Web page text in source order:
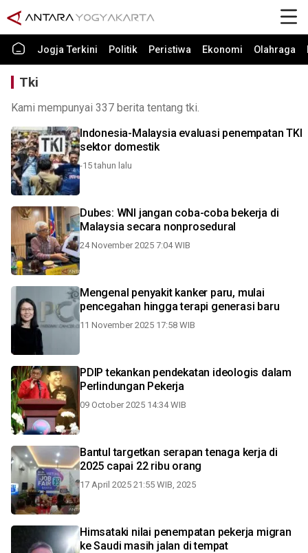
Jogja Terkini Politik Peristiwa Ekonomi Olahraga
Tki
Kami mempunyai 337 berita tentang tki.
Indonesia-Malaysia evaluasi penempatan TKI
sektor domestik
-15 tahun lalu
Dubes: WNI jangan coba-coba bekerja di
Malaysia secara nonprosedural
24 November 2025 7:04 WIB
Mengenal penyakit kanker paru, mulai
pencegahan hingga terapi generasi baru
11 November 2025 17:58 WIB
PDIP tekankan pendekatan ideologis dalam
Perlindungan Pekerja
09 October 2025 14:34 WIB
Bantul targetkan serapan tenaga kerja di
2025 capai 22 ribu orang
17 April 2025 21:55 WIB, 2025
Himsataki nilai penempatan pekerja migran
ke Saudi masih jalan di tempat